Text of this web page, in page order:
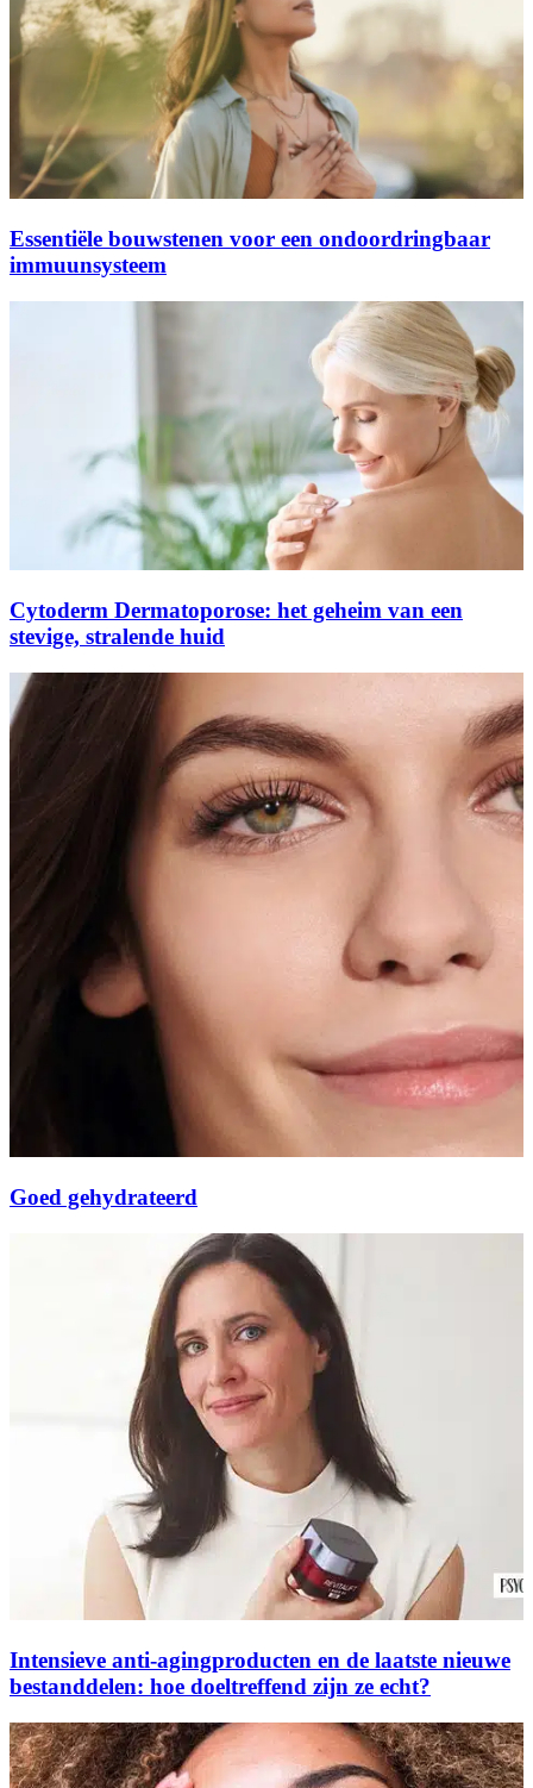
Essentiële bouwstenen voor een ondoordringbaar
immuunsysteem
Cytoderm Dermatoporose: het geheim van een
stevige, stralende huid
Goed gehydrateerd
Intensieve anti-agingproducten en de laatste nieuwe
bestanddelen: hoe doeltreffend zijn ze echt?